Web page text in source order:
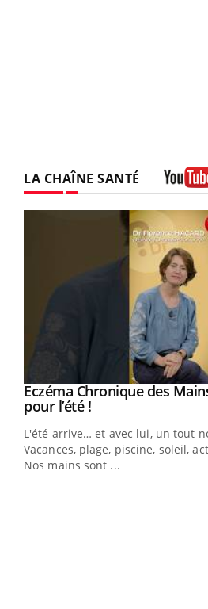
LA CHAÎNE SANTÉ
Youtube
Eczéma Chronique des
pour l’été !Youtube
L'été arrive… et avec lui, un tout
Vacances, plage, piscine, soleil,
Nos mains sont ...